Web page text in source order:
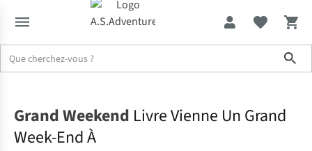
Grand Weekend Livre Vienne Un Grand
Week-End À